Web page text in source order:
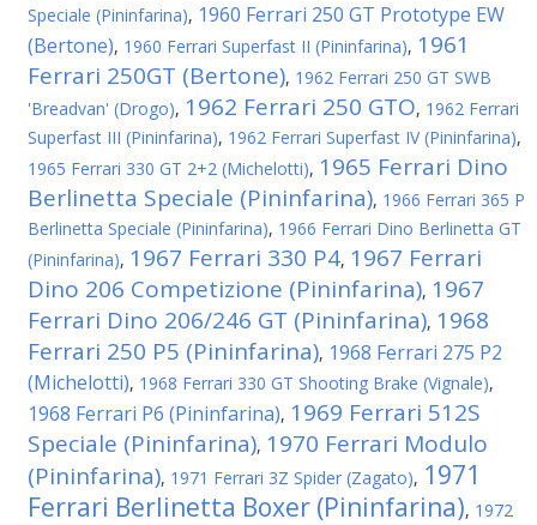
Speciale (Pininfarina), 1960 Ferrari 250 GT Prototype EW
(Bertone), 1960 Ferrari Superfast II (Pininfarina), 1961
Ferrari 250GT (Bertone), 1962 Ferrari 250 GT SWB
'Breadvan' (Drogo), 1962 Ferrari 250 GTO, 1962 Ferrari
Superfast III (Pininfarina), 1962 Ferrari Superfast IV (Pininfarina),
1965 Ferrari 330 GT 2+2 (Michelotti), 1965 Ferrari Dino
Berlinetta Speciale (Pininfarina), 1966 Ferrari 365 P
Berlinetta Speciale (Pininfarina), 1966 Ferrari Dino Berlinetta GT
(Pininfarina), 1967 Ferrari 330 P4, 1967 Ferrari
Dino 206 Competizione (Pininfarina), 1967
Ferrari Dino 206/246 GT (Pininfarina), 1968
Ferrari 250 P5 (Pininfarina), 1968 Ferrari 275 P2
(Michelotti), 1968 Ferrari 330 GT Shooting Brake (Vignale),
1968 Ferrari P6 (Pininfarina), 1969 Ferrari 512S
Speciale (Pininfarina), 1970 Ferrari Modulo
(Pininfarina), 1971 Ferrari 3Z Spider (Zagato), 1971
Ferrari Berlinetta Boxer (Pininfarina), 1972